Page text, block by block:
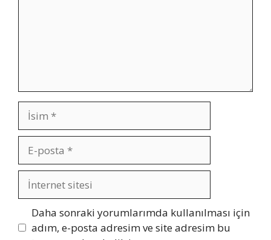
İsim
posta
İnternet
sitesi
Daha sonraki yorumlarımda kullanılması için
adım, e-posta adresim ve site adresim bu